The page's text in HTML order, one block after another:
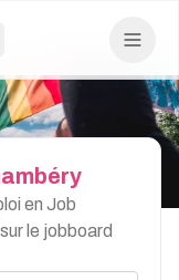
en Job
le jobboard